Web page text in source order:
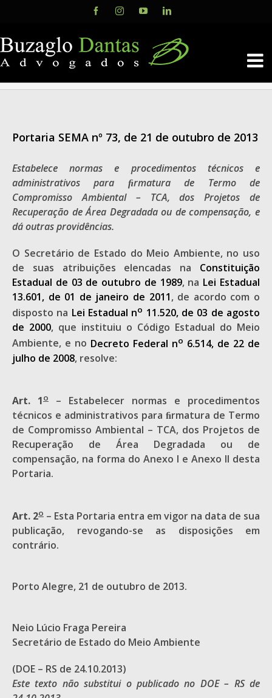
content
FacebookInstagramYouTubeLinkedIn
Portaria SEMA nº 73, de 21 de outubro de 2013
Estabelece normas e procedimentos técnicos e
administrativos para ﬁrmatura de Termo de
Compromisso Ambiental – TCA, dos Projetos de
Recuperação de Área Degradada ou de compensação, e
dá outras providências.
O Secretário de Estado do Meio Ambiente, no uso
de suas atribuições elencadas na Constituição
Estadual de 03 de outubro de 1989, na Lei Estadual
13.601, de 01 de janeiro de 2011, de acordo com o
disposto na Lei Estadual no 11.520, de 03 de agosto
de 2000, que instituiu o Código Estadual do Meio
Ambiente, e no Decreto Federal no 6.514, de 22 de
julho de 2008, resolve:
Art. 1o
– Estabelecer normas e procedimentos
técnicos e administrativos para ﬁrmatura de Termo
de Compromisso Ambiental – TCA, dos Projetos de
Recuperação de Área Degradada ou de
compensação, na forma do Anexo I e Anexo II desta
Portaria.
Art. 2o – Esta Portaria entra em vigor na data de sua
publicação, revogando-se as disposições em
contrário.
Porto Alegre, 21 de outubro de 2013.
Neio Lúcio Fraga Pereira
Secretário de Estado do Meio Ambiente
(DOE – RS de 24.10.2013)
Este texto não substitui o publicado no DOE – RS de